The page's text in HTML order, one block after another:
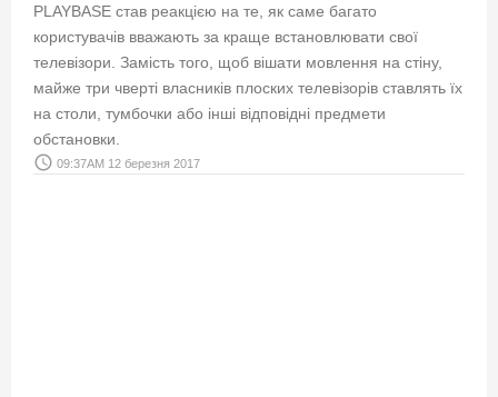
PLAYBASE став реакцією на те, як саме багато
користувачів вважають за краще встановлювати свої
телевізори. Замість того, щоб вішати мовлення на стіну,
майже три чверті власників плоских телевізорів ставлять їх
на столи, тумбочки або інші відповідні предмети
обстановки.
access_time 09:37AM 12 березня 2017